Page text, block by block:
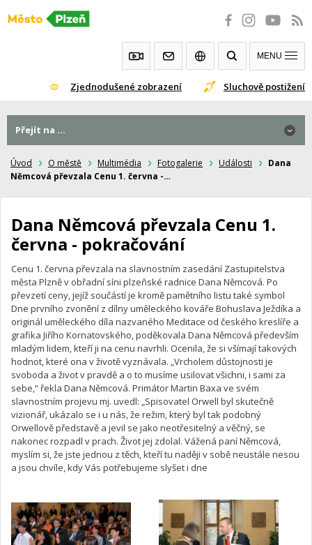
Přeskočit
Zjednodušené zobrazení Sluchově postižení
MENU
Úvod O městě Multimédia Fotogalerie Události
Dana
Němcová převzala Cenu 1. června -…
Dana Němcová převzala Cenu 1.
června - pokračování
Cenu 1. června převzala na slavnostním zasedání Zastupitelstva
města Plzně v obřadní síni plzeňské radnice Dana Němcová. Po
převzetí ceny, jejíž součástí je kromě pamětního listu také symbol
Dne prvního zvonění z dílny uměleckého kováře Bohuslava Ježdíka a
originál uměleckého díla nazvaného Meditace od českého kreslíře a
grafika Jiřího Kornatovského, poděkovala Dana Němcová především
mladým lidem, kteří ji na cenu navrhli. Ocenila, že si všímají takových
hodnot, které ona v životě vyznávala. „Vrcholem důstojnosti je
svoboda a život v pravdě a o to musíme usilovat všichni, i sami za
sebe,“ řekla Dana Němcová. Primátor Martin Baxa ve svém
slavnostním projevu mj. uvedl: „Spisovatel Orwell byl skutečně
vizionář, ukázalo se i u nás, že režim, který byl tak podobný
Orwellově představě a jevil se jako neotřesitelný a věčný, se
nakonec rozpadl v prach. Život jej zdolal. Vážená paní Němcová,
myslím si, že jste jednou z těch, kteří tu naději v sobě neustále nesou
a jsou chvíle, kdy Vás potřebujeme slyšet i dne
Přejít na ...
Přejít na ...